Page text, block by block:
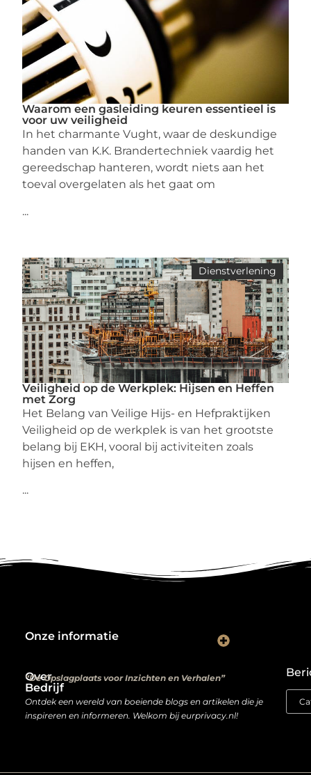
Waarom een gasleiding keuren essentieel is
voor uw veiligheid
In het charmante Vught, waar de deskundige
handen van K.K. Brandertechniek vaardig het
gereedschap hanteren, wordt niets aan het
toeval overgelaten als het gaat om
...
Dienstverlening
Veiligheid op de Werkplek: Hijsen en Heffen
met Zorg
Het Belang van Veilige Hijs- en Hefpraktijken
Veiligheid op de werkplek is van het grootste
belang bij EKH, vooral bij activiteiten zoals
hijsen en heffen,
...
Over
Bedrijf
“De Opslagplaats voor Inzichten en Verhalen”
Ontdek een wereld van boeiende blogs en artikelen die je
inspireren en informeren. Welkom bij eurprivacy.nl!
Onze informatie